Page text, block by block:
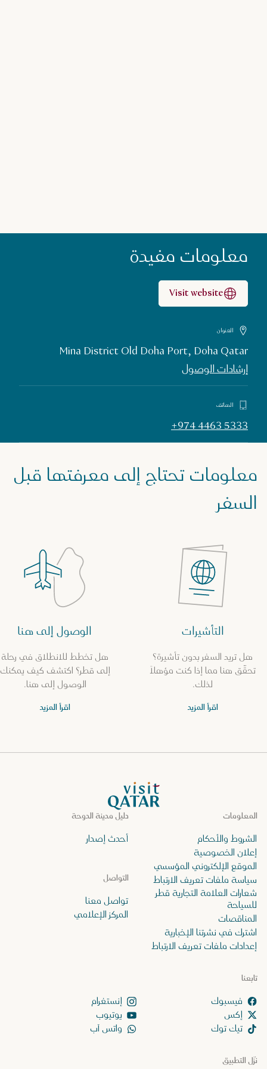
معلومات مفيدة
Visit website
العنوان
Mina District Old Doha Port, Doha Qatar
إرشادات الوصول
الهاتف
+974 4463 5333
معلومات تحتاج إلى معرفتها قبل
السفر
التأشيرات
هل تريد السفر بدون تأشيرة؟
تحقّق هنا مما إذا كنت مؤهلاً
لذلك.
اقرأ المزيد
الوصول إلى هنا
هل تخطط للانطلاق في رحلة
إلى قطر؟ اكتشف كيف يمكنك
الوصول إلى هنا.
اقرأ المزيد
الصفحة الرئيسية لموقع VisitQatar
نزّل التطبيق
دليل مدينة الدوحة
أحدث إصدار
تابعنا
إنستغرام
إكس
يوتيوب
تيك توك
واتس آب
التواصل
تواصل معنا
المركز الإعلامي
المعلومات
الشروط والأحكام
إعلان الخصوصية
الموقع الإلكتروني المؤسسي
سياسة ملفات تعريف الارتباط
شعارات العلامة التجارية قطر
للسياحة
المناقصات
اشترك في نشرتنا الإخبارية
إعدادات ملفات تعريف الارتباط